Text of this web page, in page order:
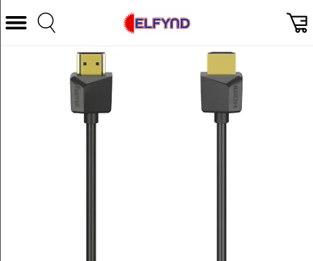
Välj Kategori
Datorer & Tillbehör
Hem och Hushåll